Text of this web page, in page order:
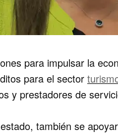
para impulsar la
para el sector
y prestadores de
también se